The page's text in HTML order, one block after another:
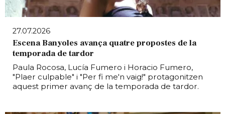
27.07.2026
Escena Banyoles avança quatre propostes de la
temporada de tardor
Paula Rocosa, Lucía Fumero i Horacio Fumero,
"Plaer culpable" i "Per fi me'n vaig!" protagonitzen
aquest primer avanç de la temporada de tardor.